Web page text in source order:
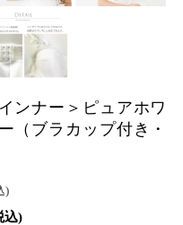
ンナー＞ピュアホワ
（ブラカップ付き・
)
込)